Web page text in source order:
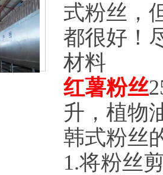
式粉丝，
都很好！
材料
红薯粉丝
升，植物
韩式粉丝
1.将粉丝